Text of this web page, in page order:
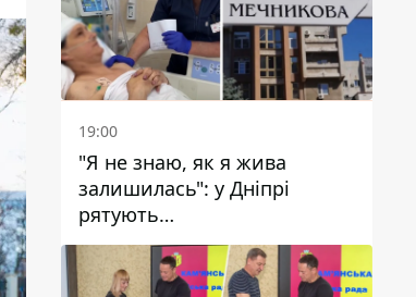
19:00
"Я не знаю, як я жива
залишилась": у Дніпрі
рятують
військовослужбовицю та
мати чотирьох дітей, яку